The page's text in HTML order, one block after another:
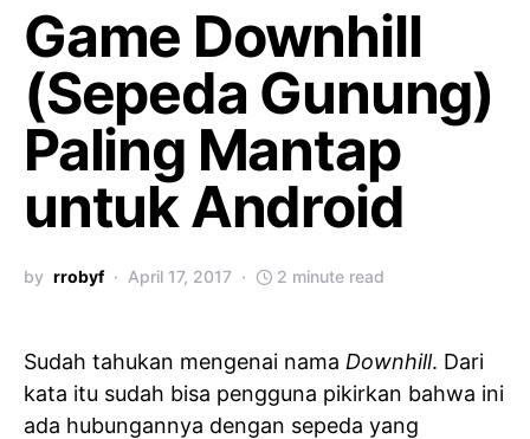
Game Downhill
(Sepeda Gunung)
Paling Mantap
untuk Android
by rrobyf April 17, 2017 2 minute read
Sudah tahukan mengenai nama Downhill. Dari
kata itu sudah bisa pengguna pikirkan bahwa ini
ada hubungannya dengan sepeda yang